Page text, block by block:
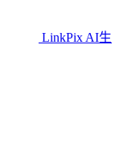
LinkPix AI生